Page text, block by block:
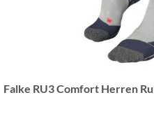
Falke RU3 Comfort Herren